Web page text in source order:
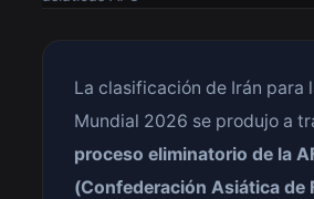
La clasificación de Irán para
Mundial 2026 se produjo a
proceso eliminatorio de la
(Confederación Asiática de